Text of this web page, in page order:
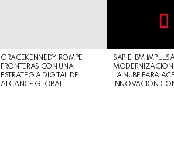
GRACEKENNEDY ROMPE
FRONTERAS CON UNA
ESTRATEGIA DIGITAL DE
ALCANCE GLOBAL
Safe
For
Work
view
this
post
SAP E IBM
MODERNIZACIÓN
LA NUBE PARA
INNOVACIÓN